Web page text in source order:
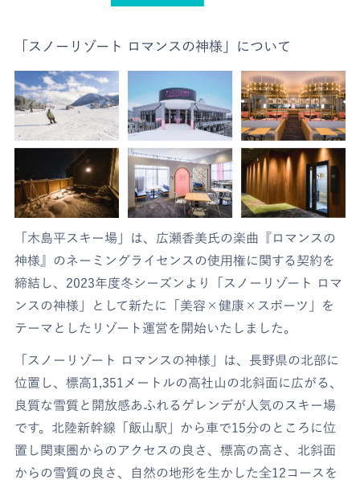
「スノーリゾート ロマンスの神様」について
「木島平スキー場」は、広瀬香美氏の楽曲『ロマンスの
神様』のネーミングライセンスの使用権に関する契約を
締結し、2023年度冬シーズンより「スノーリゾート ロマ
ンスの神様」として新たに「美容×健康×スポーツ」を
テーマとしたリゾート運営を開始いたしました。
「スノーリゾート ロマンスの神様」は、長野県の北部に
位置し、標高1,351メートルの高社山の北斜面に広がる、
良質な雪質と開放感あふれるゲレンデが人気のスキー場
です。北陸新幹線「飯山駅」から車で15分のところに位
置し関東圏からのアクセスの良さ、標高の高さ、北斜面
からの雪質の良さ、自然の地形を生かした全12コースを